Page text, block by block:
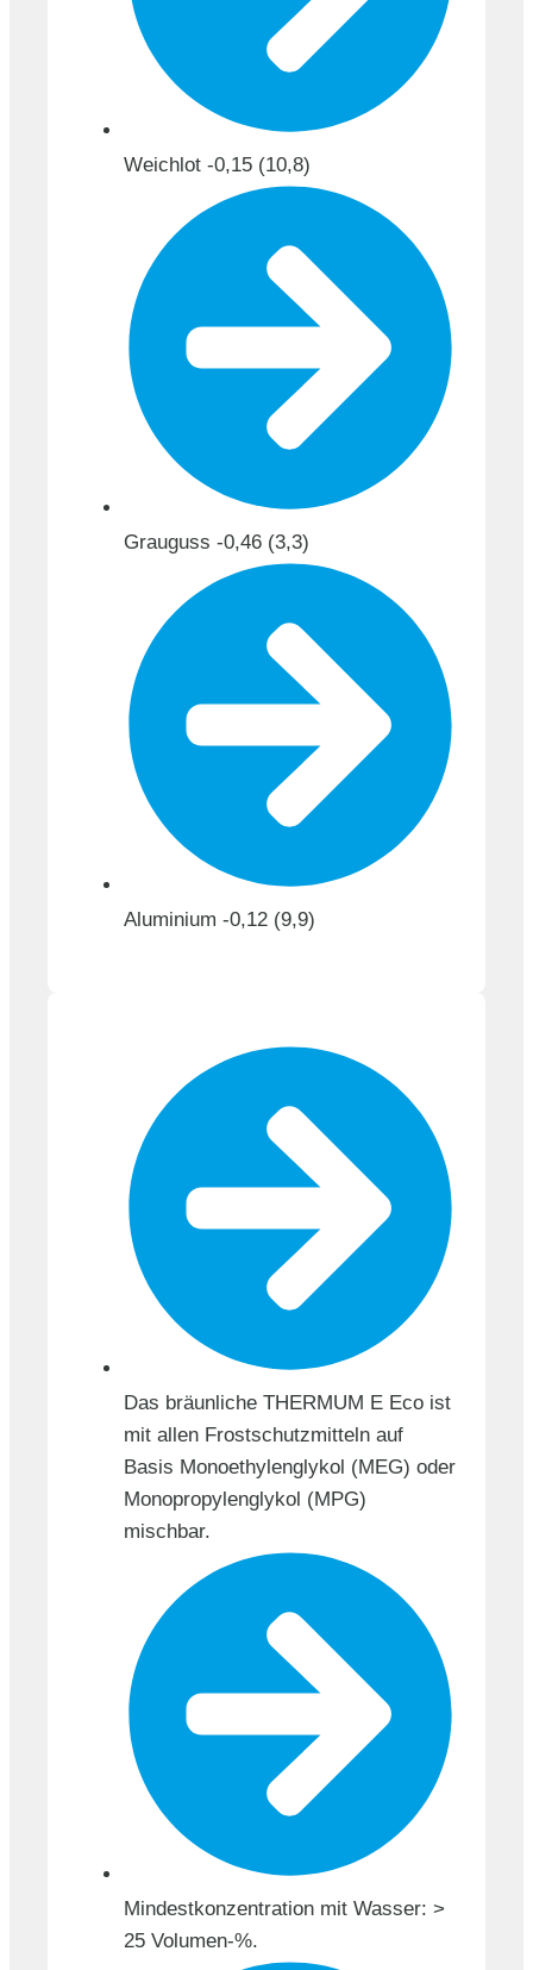
Weichlot -0,15 (10,8)
Grauguss -0,46 (3,3)
Aluminium -0,12 (9,9)
Das bräunliche THERMUM E Eco ist
mit allen Frostschutzmitteln auf
Basis Monoethylenglykol (MEG) oder
Monopropylenglykol (MPG)
mischbar.
Mindestkonzentration mit Wasser: >
25 Volumen-%.